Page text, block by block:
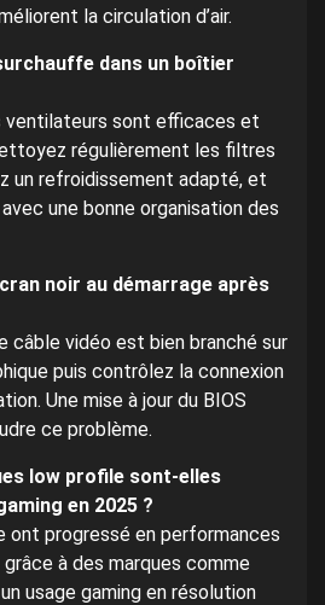
la circulation d’air.
dans un boîtier
ventilateurs sont efficaces et
régulièrement les filtres
un refroidissement adapté, et
une bonne organisation des
noir au démarrage après
câble vidéo est bien branché sur
puis contrôlez la connexion
Une mise à jour du BIOS
ce problème.
low profile sont-elles
en 2025 ?
ont progressé en performances
à des marques comme
usage gaming en résolution